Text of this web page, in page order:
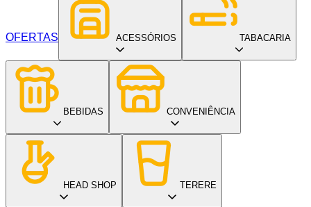
OFERTAS ACESSÓRIOS TABACARIA
BEBIDAS CONVENIÊNCIA
HEAD SHOP TERERE